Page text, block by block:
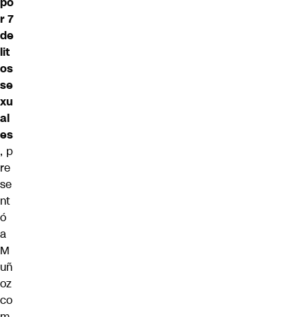
r 7
de
lit
os
se
xu
al
es
, p
re
se
nt
ó
a
M
uñ
oz
co